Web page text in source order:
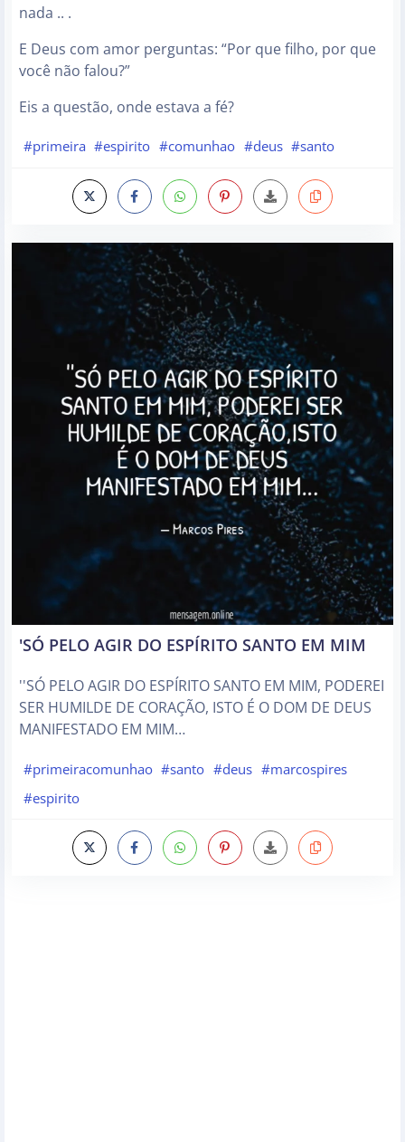
nada .. .
E Deus com amor perguntas: “Por que filho, por que
você não falou?”
Eis a questão, onde estava a fé?
#primeira #espirito #comunhao #deus #santo
'SÓ PELO AGIR DO ESPÍRITO SANTO EM MIM
''SÓ PELO AGIR DO ESPÍRITO SANTO EM MIM, PODEREI
SER HUMILDE DE CORAÇÃO, ISTO É O DOM DE DEUS
MANIFESTADO EM MIM…
#primeiracomunhao #santo #deus #marcospires
#espirito